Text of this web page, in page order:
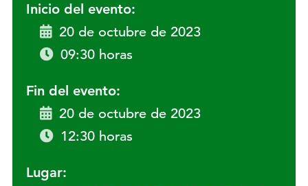
Inicio del evento:
20 de octubre de 2023
09:30 horas
Fin del evento:
20 de octubre de 2023
12:30 horas
Lugar: